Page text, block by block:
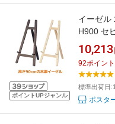
ポイントUPジャンル
イーゼル
H900 セ
ド スタ
スター
メニュー
10,213
92ポイント
標準出荷日
ポスタ